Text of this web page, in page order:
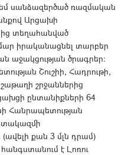
սանձազերծած ռազմական
Արցախի
տեղահանված
իրականացնել տարբեր
աջակցության ծրագրեր:
Շուշիի, Հադրութի,
շրջաններից
ընտանիքների 64
Հանրապետության
քան 3 մլն դրամ)
է Լոռու